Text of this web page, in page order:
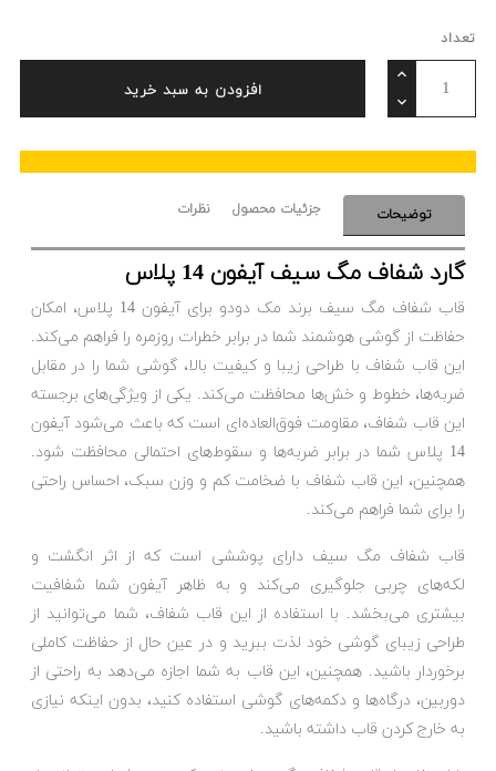
تعداد
افزودن به سبد خرید
توضیحات جزئیات محصول نظرات
گارد شفاف مگ سیف آیفون 14 پلاس
قاب شفاف مگ سیف برند مک دودو برای آیفون 14 پلاس، امکان
حفاظت از گوشی هوشمند شما در برابر خطرات روزمره را فراهم می‌کند.
این قاب شفاف با طراحی زیبا و کیفیت بالا، گوشی شما را در مقابل
ضربه‌ها، خطوط و خش‌ها محافظت می‌کند. یکی از ویژگی‌های برجسته
این قاب شفاف، مقاومت فوق‌العاده‌ای است که باعث می‌شود آیفون
14 پلاس شما در برابر ضربه‌ها و سقوط‌های احتمالی محافظت شود.
همچنین، این قاب شفاف با ضخامت کم و وزن سبک، احساس راحتی
را برای شما فراهم می‌کند.
قاب شفاف مگ سیف دارای پوششی است که از اثر انگشت و
لکه‌های چربی جلوگیری می‌کند و به ظاهر آیفون شما شفافیت
بیشتری می‌بخشد. با استفاده از این قاب شفاف، شما می‌توانید از
طراحی زیبای گوشی خود لذت ببرید و در عین حال از حفاظت کاملی
برخوردار باشید. همچنین، این قاب به شما اجازه می‌دهد به راحتی از
دوربین، درگاه‌ها و دکمه‌های گوشی استفاده کنید، بدون اینکه نیازی
به خارج کردن قاب داشته باشید.